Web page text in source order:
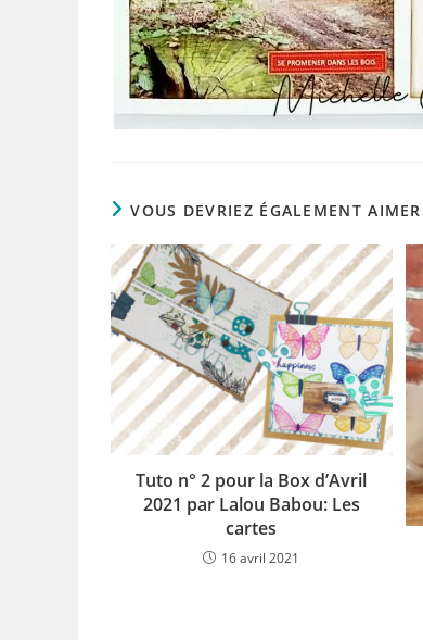
VOUS DEVRIEZ ÉGALEMENT AIMER
Tuto n° 2 pour la Box d’Avril
2021 par Lalou Babou: Les
cartes
16 avril 2021